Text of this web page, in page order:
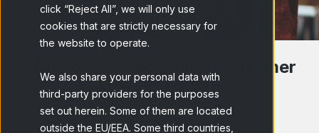
click “Reject All”, we will only use
cookies that are strictly necessary for
the website to operate.
We also share your personal data with
third-party providers for the purposes
set out herein. Some of them are located
outside the EU/EEA. Some third countries,
¿Cómo aprovechar los consumer
insights? 2025